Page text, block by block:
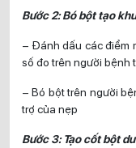
Bước 2: Bó bột tạo
– Đánh dấu các điểm
số đo trên người bệnh
– Bó bột trên người
trợ của nẹp
Bước 3: Tạo cốt bột